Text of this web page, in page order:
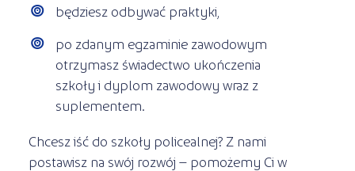
będziesz odbywać praktyki,
po zdanym egzaminie zawodowym
otrzymasz świadectwo ukończenia
szkoły i dyplom zawodowy wraz z
suplementem.
Chcesz iść do szkoły policealnej? Z nami
postawisz na swój rozwój – pomożemy Ci w